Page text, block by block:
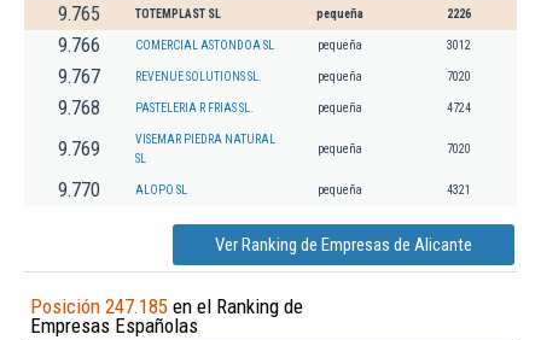
9.765 TOTEMPLAST SL pequeña 2226
9.766 COMERCIAL ASTONDOA SL pequeña 3012
9.767 REVENUE SOLUTIONS SL. pequeña 7020
9.768 PASTELERIA R FRIAS SL. pequeña 4724
9.769
VISEMAR PIEDRA NATURAL
SL
pequeña 7020
9.770 ALOPO SL pequeña 4321
Ver Ranking de Empresas de Alicante
Posición 247.185 en el Ranking de
Empresas Españolas